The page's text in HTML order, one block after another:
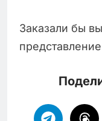
Заказали бы